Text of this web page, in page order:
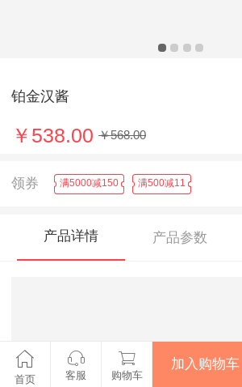
铂金汉酱
￥538.00 ￥568.00
领券 满5000减150 满500减11
产品详情 产品参数
首页 客服 购物车
加入购物车